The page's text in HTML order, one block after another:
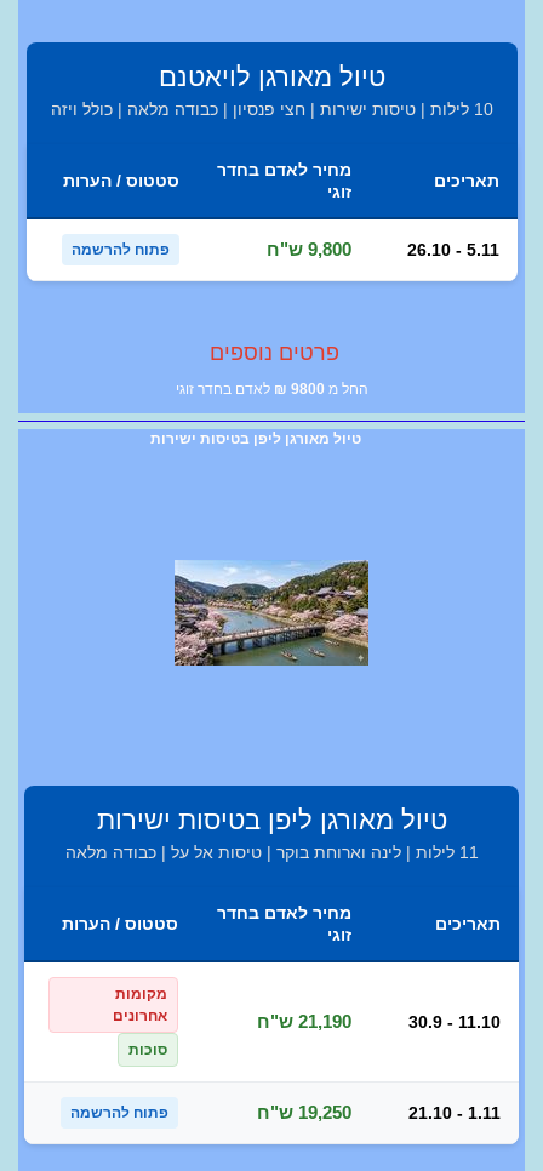
טיול מאורגן לויאטנם
10 לילות | טיסות ישירות | חצי פנסיון | כבודה מלאה | כולל ויזה
תאריכים
מחיר לאדם בחדר
זוגי
סטטוס / הערות
26.10 - 5.11 9,800 ש"ח פתוח להרשמה
פרטים נוספים
החל מ 9800
₪ לאדם בחדר זוגי
טיול מאורגן ליפן בטיסות ישירות
טיול מאורגן ליפן בטיסות ישירות
11 לילות | לינה וארוחת בוקר | טיסות אל על | כבודה מלאה
תאריכים
מחיר לאדם בחדר
זוגי
סטטוס / הערות
30.9 - 11.10 21,190 ש"ח
מקומות
אחרונים
סוכות
21.10 - 1.11 19,250 ש"ח פתוח להרשמה